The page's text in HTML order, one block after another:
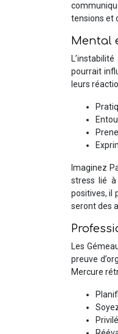
tensions et
Mental
pourrait
leurs
Imaginez
stress lié à
positives, il
seront des
Les
preuve
Mercure